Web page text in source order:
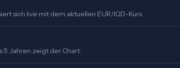
sich live mit dem aktuellen EUR/IQD-Kurs.
5 Jahren zeigt der Chart.